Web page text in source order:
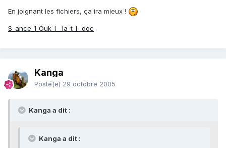
En joignant les fichiers, ça ira mieux !
S_ance_1_Ouk_l__la_t_l_.doc
Kanga
Posté(e) 29 octobre 2005
Kanga a dit :
Kanga a dit :